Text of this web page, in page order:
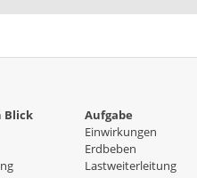
Blick
Aufgabe
Einwirkungen
Erdbeben
Lastweiterleitung